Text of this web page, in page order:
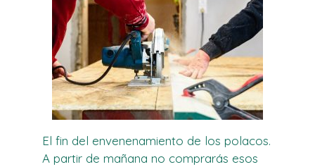
El fin del envenenamiento de los polacos.
A partir de mañana no comprarás esos